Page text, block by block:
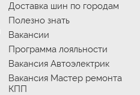
Доставка шин по городам
Полезно знать
Вакансии
Программа лояльности
Вакансия Автоэлектрик
Вакансия Мастер ремонта
КПП